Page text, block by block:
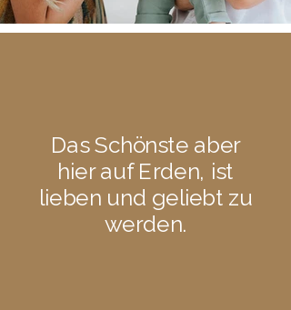
Das Schönste aber
hier auf Erden, ist
lieben und geliebt zu
werden.